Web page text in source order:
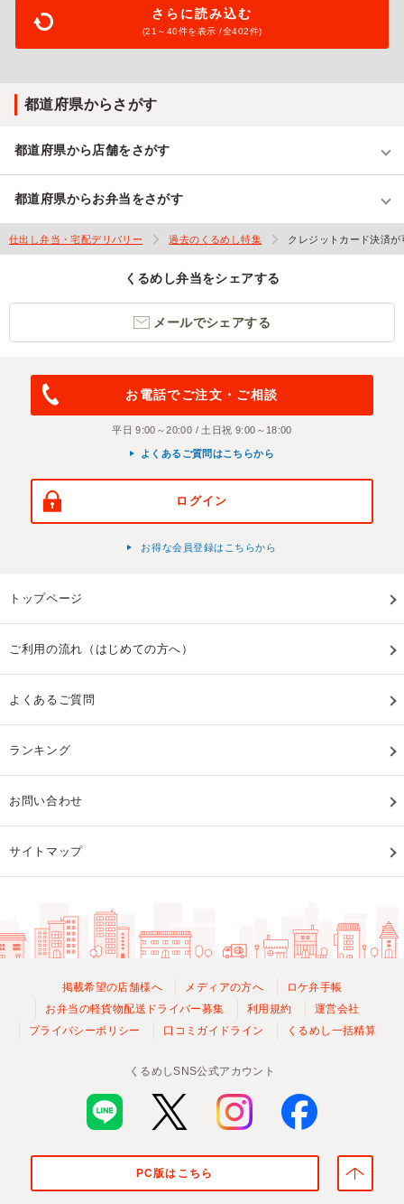
さらに読み込む
(21～ 40件を表示 /全402件)
都道府県からさがす
都道府県から店舗をさがす
都道府県からお弁当をさがす
仕出し弁当・宅配デリバリー 過去のくるめし特集 クレジットカード決済
くるめし弁当をシェアする
メールでシェアする
お電話でご注文・ご相談
平日 9:00～20:00 / 土日祝 9:00～18:00
よくあるご質問はこちらから
ログイン
お得な会員登録はこちらから
トップページ
ご利用の流れ（はじめての方へ）
よくあるご質問
ランキング
お問い合わせ
サイトマップ
掲載希望の店舗様へ メディアの方へ
ロケ弁手帳
お弁当の軽貨物配送ドライバー募集
利用規約
運営会社
プライバシーポリシー
口コミガイドライン くるめし一括精算
くるめしSNS公式アカウント
PC版はこちら